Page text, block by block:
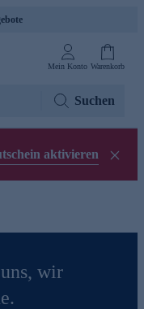
Mein Konto Warenkorb
Suchen
aktivieren
wir